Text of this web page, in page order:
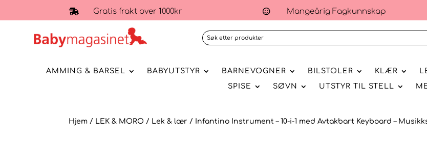
 Gratis frakt over 1000kr  Mangeårig Fagkunnskap
AMMING & BARSEL BABYUTSTYR BARNEVOGNER BILSTOLER KLÆR
SPISE
SØVN UTSTYR TIL STELL
Hjem / LEK & MORO / Lek & lær / Infantino Instrument – 10-i-1 med Avtakbart Keyboard –